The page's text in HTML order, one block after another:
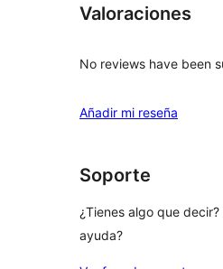
Valoraciones
No reviews have been
Añadir mi reseña
Soporte
¿Tienes algo que
ayuda?